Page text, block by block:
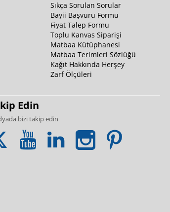
Sıkça Sorulan Sorular
Bayii Başvuru Formu
Fiyat Talep Formu
Toplu Kanvas Siparişi
Matbaa Kütüphanesi
Matbaa Terimleri Sözlüğü
Kağıt Hakkında Herşey
Zarf Ölçüleri
Edin
bizi takip edin